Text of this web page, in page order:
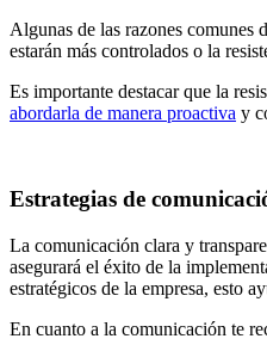
Algunas de las razones
estarán más controlados o la
Es importante destacar que la
abordarla de manera proactiva y
Estrategias de
La comunicación clara y
asegurará el éxito de la
estratégicos de la empresa, esto
En cuanto a la comunicación te